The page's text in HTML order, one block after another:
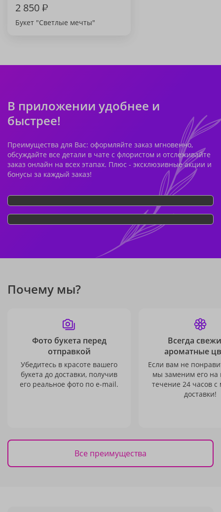
2 850₽
Букет "Светлые мечты"
В приложении удобнее и
быстрее!
Преимущества для Вас: оформляйте заказ мгновенно,
обсуждайте все детали в чате с флористом и отслеживайте
заказ онлайн на всех этапах. Плюс - эксклюзивные акции и
бонусы за каждый заказ!
Почему мы?
Фото букета перед
отправкой
Убедитесь в красоте вашего
букета до доставки, получив
его реальное фото по e-mail.
Всегда
ароматные
Если вам не
мы заменим его на
течение 24 часов с
доставки!
Все преимущества